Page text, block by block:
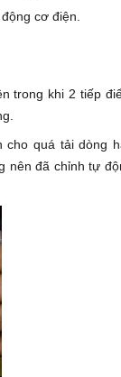
cơ điện.
trong khi 2 tiếp
cho quá tải dòng
nên đã chỉnh tự